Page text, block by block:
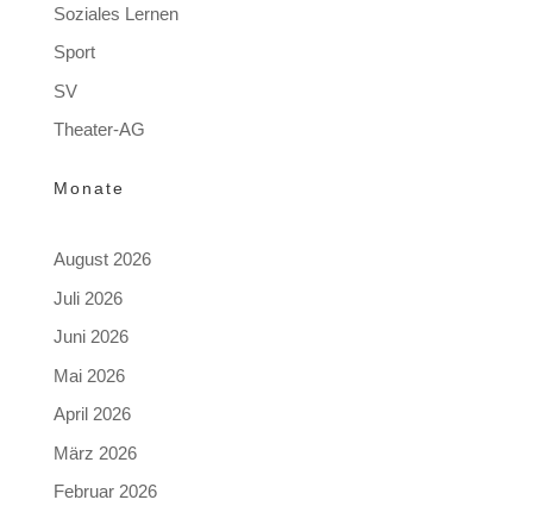
Soziales Lernen
Sport
SV
Theater-AG
Monate
August 2026
Juli 2026
Juni 2026
Mai 2026
April 2026
März 2026
Februar 2026